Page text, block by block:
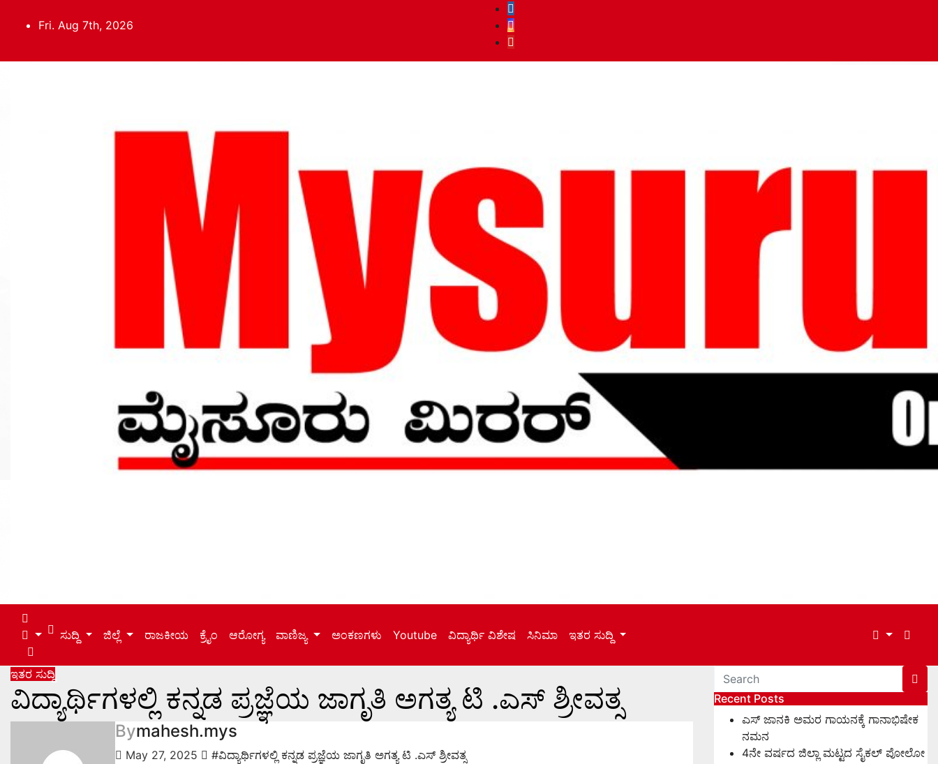
Fri. Aug 7th, 2026
ಸುದ್ದಿ ಜಿಲ್ಲೆ ರಾಜಕೀಯ ಕ್ರೈಂ ಆರೋಗ್ಯ ವಾಣಿಜ್ಯ ಅಂಕಣಗಳು Youtube ವಿದ್ಯಾರ್ಥಿ ವಿಶೇಷ ಸಿನಿಮಾ ಇತರ ಸುದ್ದಿ
ಇತರ ಸುದ್ದಿ
ವಿದ್ಯಾರ್ಥಿಗಳಲ್ಲಿ ಕನ್ನಡ ಪ್ರಜ್ಞೆಯ ಜಾಗೃತಿ ಅಗತ್ಯ ಟಿ .ಎಸ್ ಶ್ರೀವತ್ಸ
Bymahesh.mys
May 27, 2025 #ವಿದ್ಯಾರ್ಥಿಗಳಲ್ಲಿ ಕನ್ನಡ ಪ್ರಜ್ಞೆಯ ಜಾಗೃತಿ ಅಗತ್ಯ ಟಿ .ಎಸ್ ಶ್ರೀವತ್ಸ
Recent Posts
ಎಸ್ ಜಾನಕಿ ಅಮರ ಗಾಯನಕ್ಕೆ ಗಾನಾಭಿಷೇಕ
ನಮನ
4ನೇ ವರ್ಷದ ಜಿಲ್ಲಾ ಮಟ್ಟದ ಸೈಕಲ್ ಪೋಲೋ